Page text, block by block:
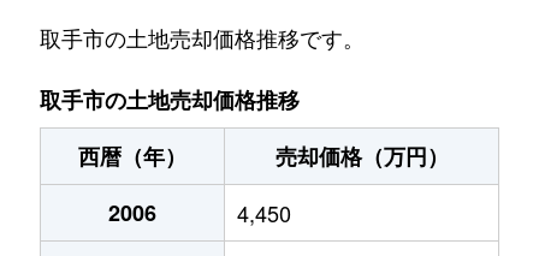
井野
2,400万円 取手
井野
500万円
井野
1,800万円 取手
徒歩13分
1,300万円
取手市の土地売却価格推移です。
取手市の土地売却価格推移
西暦（年）
売却価格（万円）
2006
4,450